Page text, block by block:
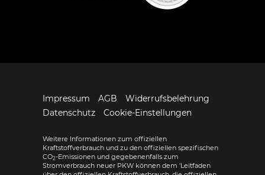
Impressum AGB
Widerrufsbelehrung
Datenschutz
Cookie-Einstellungen
Weitere Informationen zum offiziellen
Kraftstoffverbrauch und zu den offiziellen spezifischen
CO2-Emissionen und gegebenenfalls zum
Stromverbrauch neuer PKW können dem 'Leitfaden